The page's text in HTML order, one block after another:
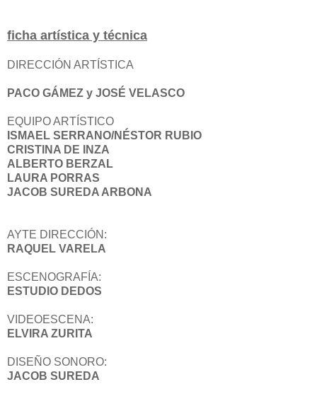
ficha artística y técnica
DIRECCIÓN ARTÍSTICA
PACO GÁMEZ y JOSÉ VELASCO
EQUIPO ARTÍSTICO
ISMAEL SERRANO/NÉSTOR RUBIO
CRISTINA DE INZA
ALBERTO BERZAL
LAURA PORRAS
JACOB SUREDA ARBONA
AYTE DIRECCIÓN:
RAQUEL VARELA
ESCENOGRAFÍA:
ESTUDIO DEDOS
VIDEOESCENA:
ELVIRA ZURITA
DISEÑO SONORO:
JACOB SUREDA